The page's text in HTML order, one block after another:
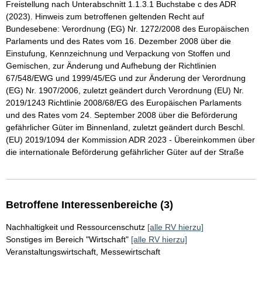
Freistellung nach Unterabschnitt 1.1.3.1 Buchstabe c des ADR
(2023). Hinweis zum betroffenen geltenden Recht auf
Bundesebene: Verordnung (EG) Nr. 1272/2008 des Europäischen
Parlaments und des Rates vom 16. Dezember 2008 über die
Einstufung, Kennzeichnung und Verpackung von Stoffen und
Gemischen, zur Änderung und Aufhebung der Richtlinien
67/548/EWG und 1999/45/EG und zur Änderung der Verordnung
(EG) Nr. 1907/2006, zuletzt geändert durch Verordnung (EU) Nr.
2019/1243 Richtlinie 2008/68/EG des Europäischen Parlaments
und des Rates vom 24. September 2008 über die Beförderung
gefährlicher Güter im Binnenland, zuletzt geändert durch Beschl.
(EU) 2019/1094 der Kommission ADR 2023 - Übereinkommen über
die internationale Beförderung gefährlicher Güter auf der Straße
Betroffene Interessenbereiche (3)
Nachhaltigkeit und Ressourcenschutz [alle RV hierzu]
Sonstiges im Bereich "Wirtschaft" [alle RV hierzu]
Veranstaltungswirtschaft, Messewirtschaft